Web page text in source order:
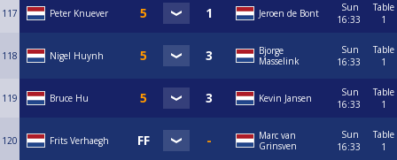
117 Peter Knuever Jeroen de Bont
Sun
16:33
Table
1
118 Nigel Huynh
Bjorge
Masselink
Sun
16:33
Table
1
119 Bruce Hu Kevin Jansen
Sun
16:33
Table
1
120 Frits Verhaegh
Marc van
Grinsven
Sun
16:33
Table
1